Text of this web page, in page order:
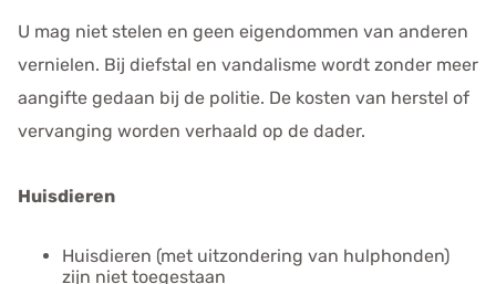
U mag niet stelen en geen eigendommen van anderen
vernielen. Bij diefstal en vandalisme wordt zonder meer
aangifte gedaan bij de politie. De kosten van herstel of
vervanging worden verhaald op de dader.
Huisdieren
Huisdieren (met uitzondering van hulphonden)
zijn niet toegestaan